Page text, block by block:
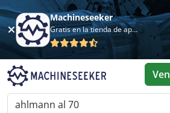
Machineseeker
Gratis en la tienda de aplicaciones